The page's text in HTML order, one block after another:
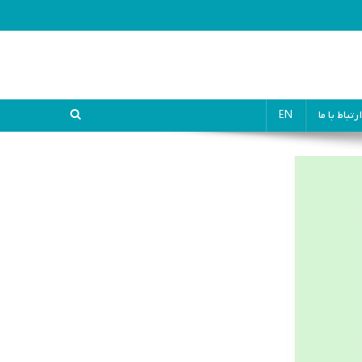
ارتباط با ما EN